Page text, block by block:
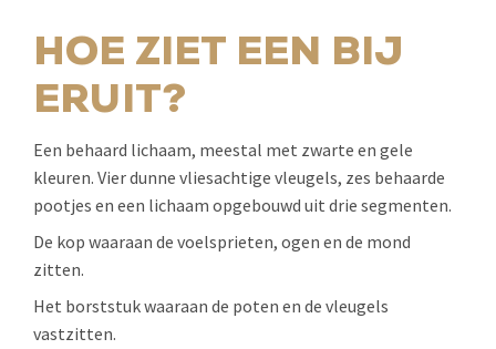
HOE ZIET EEN BIJ
ERUIT?
Een behaard lichaam, meestal met zwarte en gele
kleuren. Vier dunne vliesachtige vleugels, zes behaarde
pootjes en een lichaam opgebouwd uit drie segmenten.
De kop waaraan de voelsprieten, ogen en de mond
zitten.
Het borststuk waaraan de poten en de vleugels
vastzitten.